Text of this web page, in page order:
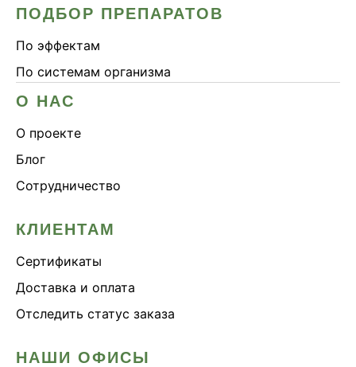
ПОДБОР ПРЕПАРАТОВ
По эффектам
По системам организма
О НАС
О проекте
Блог
Сотрудничество
КЛИЕНТАМ
Сертификаты
Доставка и оплата
Отследить статус заказа
НАШИ ОФИСЫ